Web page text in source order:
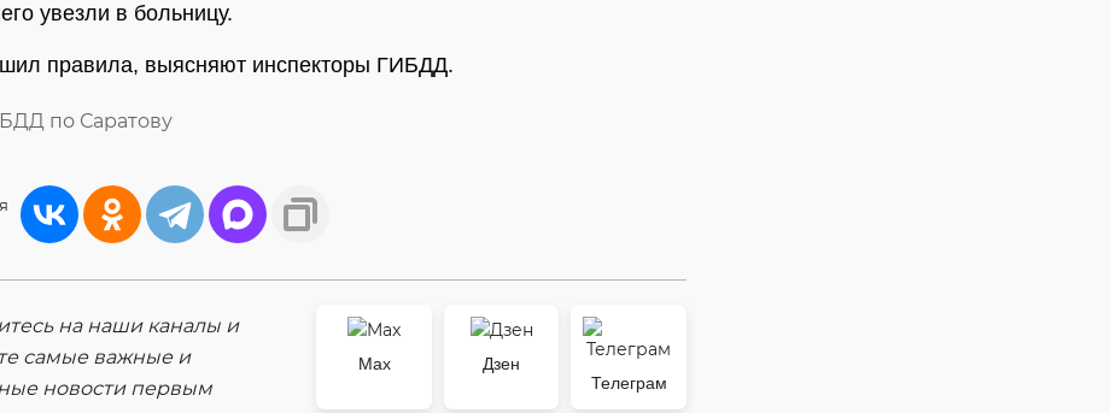
увезли в больницу.
правила, выясняют инспекторы ГИБДД.
по Саратову
на наши каналы и
самые важные и
новости первым
Max
Дзен
Телеграм